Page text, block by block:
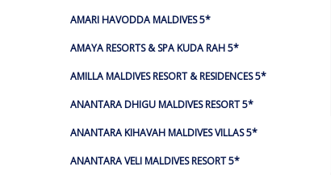
AMARI HAVODDA MALDIVES 5*
AMAYA RESORTS & SPA KUDA RAH 5*
AMILLA MALDIVES RESORT & RESIDENCES 5*
ANANTARA DHIGU MALDIVES RESORT 5*
ANANTARA KIHAVAH MALDIVES VILLAS 5*
ANANTARA VELI MALDIVES RESORT 5*